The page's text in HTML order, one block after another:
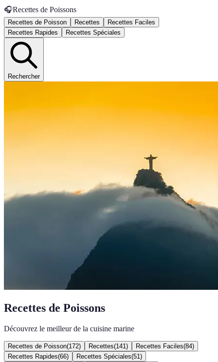
🎧Recettes de Poissons
Recettes de Poisson Recettes
Recettes Faciles
Recettes Rapides
Recettes Spéciales
Rechercher
Recettes de Poissons
Découvrez le meilleur de la cuisine marine
Recettes de Poisson(172) Recettes(141 ) Recettes Faciles(84)
Recettes Rapides(66) Recettes Spéciales(51 )